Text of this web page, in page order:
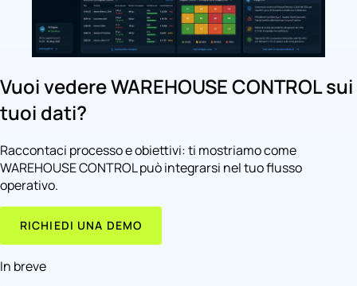
Vuoi vedere WAREHOUSE CONTROL sui
tuoi dati?
Raccontaci processo e obiettivi: ti mostriamo come
WAREHOUSE CONTROL può integrarsi nel tuo flusso
operativo.
RICHIEDI UNA DEMO
In breve